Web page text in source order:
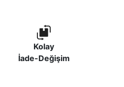
Kolay
İade-Değişim